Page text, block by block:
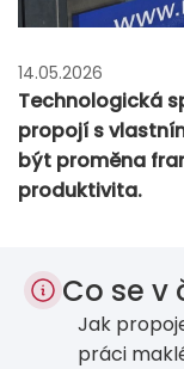
14.05.2026
Technologická
propojí s
být proměna
produktivita.
Co se v
Jak
práci